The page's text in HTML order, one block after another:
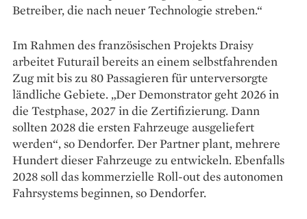
Betreiber, die nach neuer Technologie streben.“
Im Rahmen des französischen Projekts Draisy
arbeitet Futurail bereits an einem selbstfahrenden
Zug mit bis zu 80 Passagieren für unterversorgte
ländliche Gebiete. „Der Demonstrator geht 2026 in
die Testphase, 2027 in die Zertifizierung. Dann
sollten 2028 die ersten Fahrzeuge ausgeliefert
werden“, so Dendorfer. Der Partner plant, mehrere
Hundert dieser Fahrzeuge zu entwickeln. Ebenfalls
2028 soll das kommerzielle Roll-out des autonomen
Fahrsystems beginnen, so Dendorfer.